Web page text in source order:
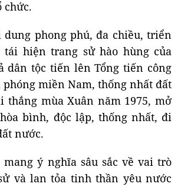
chức.
dung phong phú, đa chiều, triển
tái hiện trang sử hào hùng của
dân tộc tiến lên Tổng tiến công
miền Nam, thống nhất đất
thắng mùa Xuân năm 1975, mở
bình, độc lập, thống nhất, đi
nước.
ý nghĩa sâu sắc về vai trò
và lan tỏa tinh thần yêu nước